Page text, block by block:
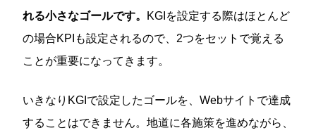
れる小さなゴールです。
KGIを設定する際はほとんど
の場合KPIも設定されるので、2つをセットで覚える
ことが重要になってきます。
いきなりKGIで設定したゴールを、Webサイトで達成
することはできません。地道に各施策を進めながら、